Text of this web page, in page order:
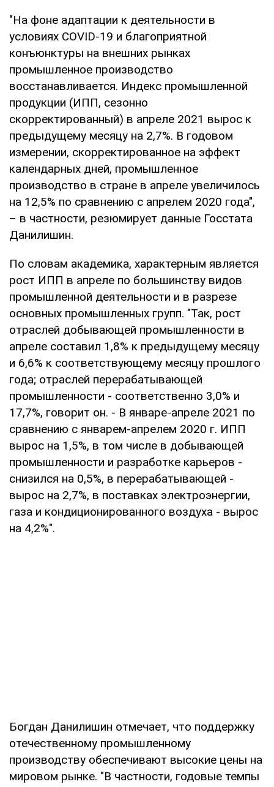
"На фоне адаптации к деятельности в
условиях COVID-19 и благоприятной
конъюнктуры на внешних рынках
промышленное производство
восстанавливается. Индекс промышленной
продукции (ИПП, сезонно
скорректированный) в апреле 2021 вырос к
предыдущему месяцу на 2,7%. В годовом
измерении, скорректированное на эффект
календарных дней, промышленное
производство в стране в апреле увеличилось
на 12,5% по сравнению с апрелем 2020 года",
– в частности, резюмирует данные Госстата
Данилишин.
По словам академика, характерным является
рост ИПП в апреле по большинству видов
промышленной деятельности и в разрезе
основных промышленных групп. "Так, рост
отраслей добывающей промышленности в
апреле составил 1,8% к предыдущему месяцу
и 6,6% к соответствующему месяцу прошлого
года; отраслей перерабатывающей
промышленности - соответственно 3,0% и
17,7%, говорит он. - В январе-апреле 2021 по
сравнению с январем-апрелем 2020 г. ИПП
вырос на 1,5%, в том числе в добывающей
промышленности и разработке карьеров -
снизился на 0,5%, в перерабатывающей -
вырос на 2,7%, в поставках электроэнергии,
газа и кондиционированного воздуха - вырос
на 4,2%".
Богдан Данилишин отмечает, что поддержку
отечественному промышленному
производству обеспечивают высокие цены на
мировом рынке. "В частности, годовые темпы